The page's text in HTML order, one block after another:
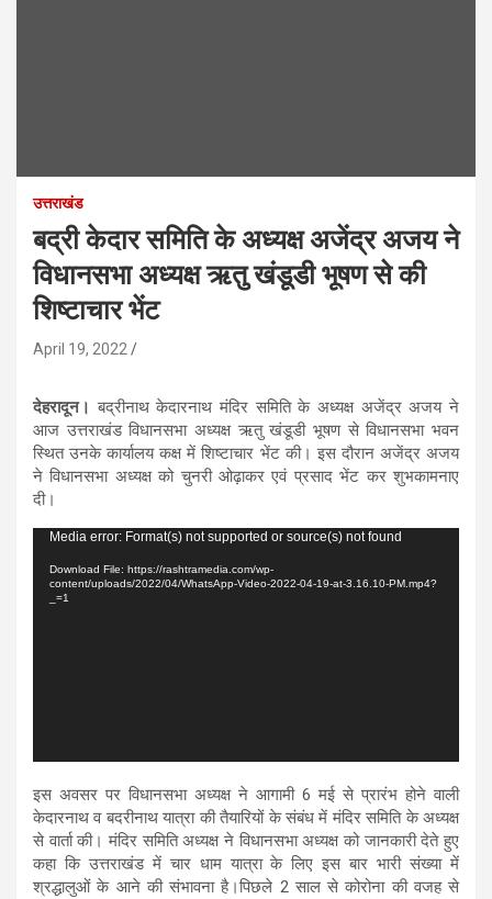
उत्तराखंड
बद्री केदार समिति के अध्यक्ष अजेंद्र अजय ने
विधानसभा अध्यक्ष ऋतु खंडूडी भूषण से की
शिष्टाचार भेंट
April 19, 2022
देहरादून। बद्रीनाथ केदारनाथ मंदिर समिति के अध्यक्ष अजेंद्र अजय ने
आज उत्तराखंड विधानसभा अध्यक्ष ऋतु खंडूडी भूषण से विधानसभा भवन
स्थित उनके कार्यालय कक्ष में शिष्टाचार भेंट की। इस दौरान अजेंद्र अजय
ने विधानसभा अध्यक्ष को चुनरी ओढ़ाकर एवं प्रसाद भेंट कर शुभकामनाए
दी।
Video
Player
Media error: Format(s) not supported or source(s) not found
Download File: https://rashtramedia.com/wp-
content/uploads/2022/04/WhatsApp-Video-2022-04-19-at-3.16.10-PM.mp4?
_=1
इस अवसर पर विधानसभा अध्यक्ष ने आगामी 6 मई से प्रारंभ होने वाली
केदारनाथ व बदरीनाथ यात्रा की तैयारियों के संबंध में मंदिर समिति के अध्यक्ष
से वार्ता की। मंदिर समिति अध्यक्ष ने विधानसभा अध्यक्ष को जानकारी देते हुए
कहा कि उत्तराखंड में चार धाम यात्रा के लिए इस बार भारी संख्या में
श्रद्धालुओं के आने की संभावना है।पिछले 2 साल से कोरोना की वजह से